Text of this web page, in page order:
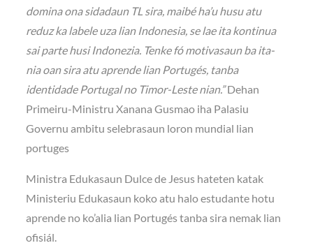
domina ona sidadaun TL sira, maibé ha’u husu atu
reduz ka labele uza lian Indonesia, se lae ita kontinua
sai parte husi Indonezia. Tenke fó motivasaun ba ita-
nia oan sira atu aprende lian Portugés, tanba
identidade Portugal no Timor-Leste nian.”Dehan
Primeiru-Ministru Xanana Gusmao iha Palasiu
Governu ambitu selebrasaun loron mundial lian
portuges
Ministra Edukasaun Dulce de Jesus hateten katak
Ministeriu Edukasaun koko atu halo estudante hotu
aprende no ko’alia lian Portugés tanba sira nemak lian
ofisiál.